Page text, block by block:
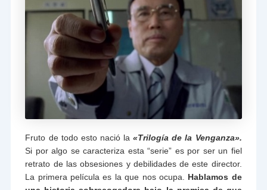
Fruto de todo esto nació la«Trilogía de la Venganza».
Si por algo se caracteriza esta “serie” es por ser un fiel
retrato de las obsesiones y debilidades de este director.
La primera película es la que nos ocupa. Hablamos de